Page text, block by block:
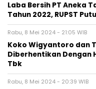
Laba Bersih PT Aneka
Tahun 2022, RUPST
Rabu, 8 Mei 2024 - 21:05 WIB
Koko Wigyantoro dan
Diberhentikan Dengan
Tbk
Rabu, 8 Mei 2024 - 20:39 WIB